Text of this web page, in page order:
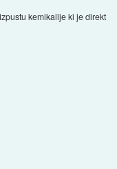
kemikalije ki je direkt